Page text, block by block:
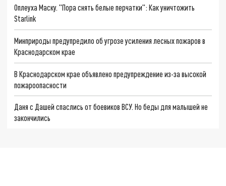
Оплеуха Маску. "Пора снять белые перчатки": Как уничтожить
Starlink
Минприроды предупредило об угрозе усиления лесных пожаров в
Краснодарском крае
В Краснодарском крае объявлено предупреждение из-за высокой
пожароопасности
Даня с Дашей спаслись от боевиков ВСУ. Но беды для малышей не
закончились